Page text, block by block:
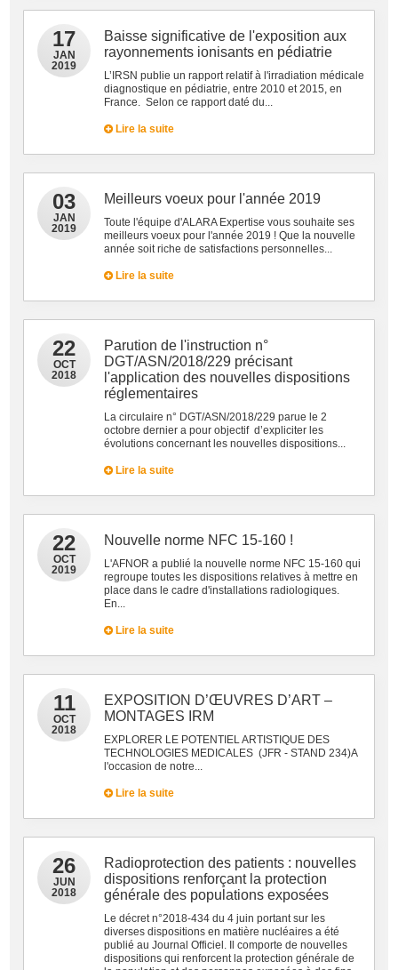
17
JAN
2019
Baisse significative de l'exposition aux
rayonnements ionisants en pédiatrie
L’IRSN publie un rapport relatif à l'irradiation médicale
diagnostique en pédiatrie, entre 2010 et 2015, en
France. Selon ce rapport daté du...
Lire la suite
03
JAN
2019
Meilleurs voeux pour l'année 2019
Toute l'équipe d'ALARA Expertise vous souhaite ses
meilleurs voeux pour l'année 2019 ! Que la nouvelle
année soit riche de satisfactions personnelles...
Lire la suite
22
OCT
2018
Parution de l'instruction n°
DGT/ASN/2018/229 précisant
l'application des nouvelles dispositions
réglementaires
La circulaire n° DGT/ASN/2018/229 parue le 2
octobre dernier a pour objectif d’expliciter les
évolutions concernant les nouvelles dispositions...
Lire la suite
22
OCT
2019
Nouvelle norme NFC 15-160 !
L'AFNOR a publié la nouvelle norme NFC 15-160 qui
regroupe toutes les dispositions relatives à mettre en
place dans le cadre d'installations radiologiques.
En...
Lire la suite
11
OCT
2018
EXPOSITION D’ŒUVRES D’ART –
MONTAGES IRM
EXPLORER LE POTENTIEL ARTISTIQUE DES
TECHNOLOGIES MEDICALES (JFR - STAND 234)A
l'occasion de notre...
Lire la suite
26
JUN
2018
Radioprotection des patients : nouvelles
dispositions renforçant la protection
générale des populations exposées
Le décret n°2018-434 du 4 juin portant sur les
diverses dispositions en matière nucléaires a été
publié au Journal Officiel. Il comporte de nouvelles
dispositions qui renforcent la protection générale de